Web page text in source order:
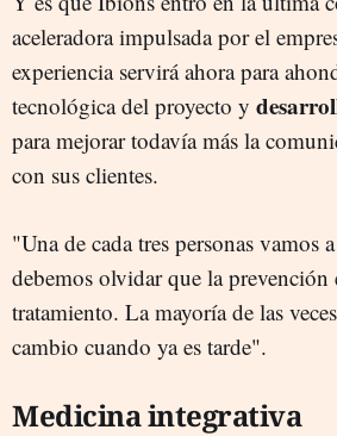
aceleradora impulsada por el
experiencia servirá ahora para
tecnológica del proyecto y
para mejorar todavía más la
con sus clientes.
"Una de cada tres personas vamos
debemos olvidar que la prevención
tratamiento. La mayoría de las
cambio cuando ya es tarde".
Medicina integrativa